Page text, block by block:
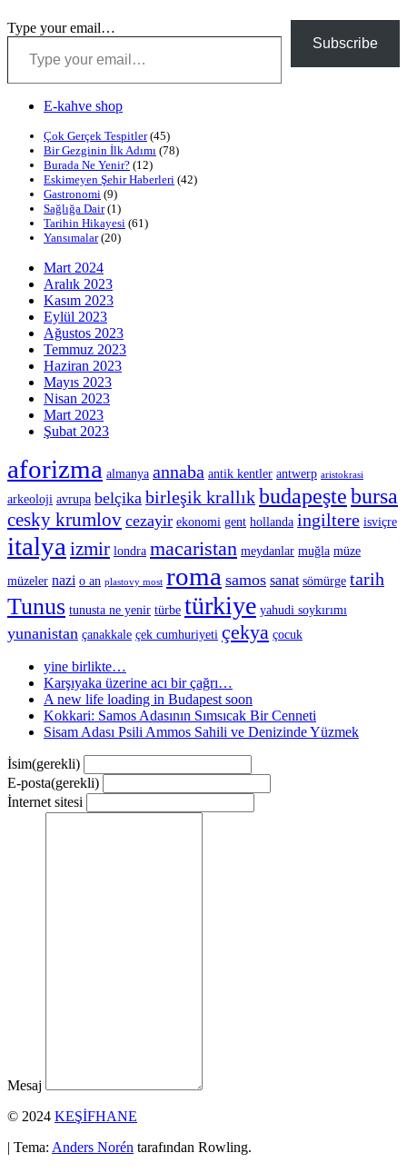
Type your email…
Subscribe
E-kahve shop
Çok Gerçek Tespitler(45)
Bir Gezginin İlk Adımı (78)
Burada Ne Yenir? (12)
Eskimeyen Şehir Haberleri (42)
Gastronomi (9)
Sağlığa Dair(1)
Tarihin Hikayesi (61)
Yansımalar(20)
Mart 2024
Aralık 2023
Kasım 2023
Eylül 2023
Ağustos 2023
Temmuz 2023
Haziran 2023
Mayıs 2023
Nisan 2023
Mart 2023
Şubat 2023
aforizma almanya annaba antik kentler antwerp aristokrasi
arkeoloji avrupa belçika birleşik krallıkbudapeştebursa
cesky krumlov cezayir ekonomi gent hollanda ingiltere isviçre
italya izmir londra macaristan meydanlar muğla müze
müzeler nazi o an plastovy most roma samos sanat sömürge tarih
Tunus tunusta ne yenir türbe türkiye yahudi soykırımı
yunanistan çanakkale çek cumhuriyeti çekya çocuk
yine birlikte…
Karşıyaka üzerine acı bir çağrı…
A new life loading in Budapest soon
Kokkari: Samos Adasının Sımsıcak Bir Cenneti
Sisam Adası Psili Ammos Sahili ve Denizinde Yüzmek
İsim(gerekli)
E-posta(gerekli)
İnternet sitesi
Mesaj
© 2024 KEŞİFHANE
| Tema: Anders Norén tarafından Rowling.